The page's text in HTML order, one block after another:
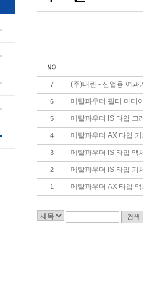
7 (주)태린 - 산업용 여과
6 메탈파우더 필터 미디
5 메탈파우더 IS 타입 그
4 메탈파우더 AX 타입
3 메탈파우더 IS 타입 액
2 메탈파우더 IS 타입 기
1 메탈파우더 AX 타입